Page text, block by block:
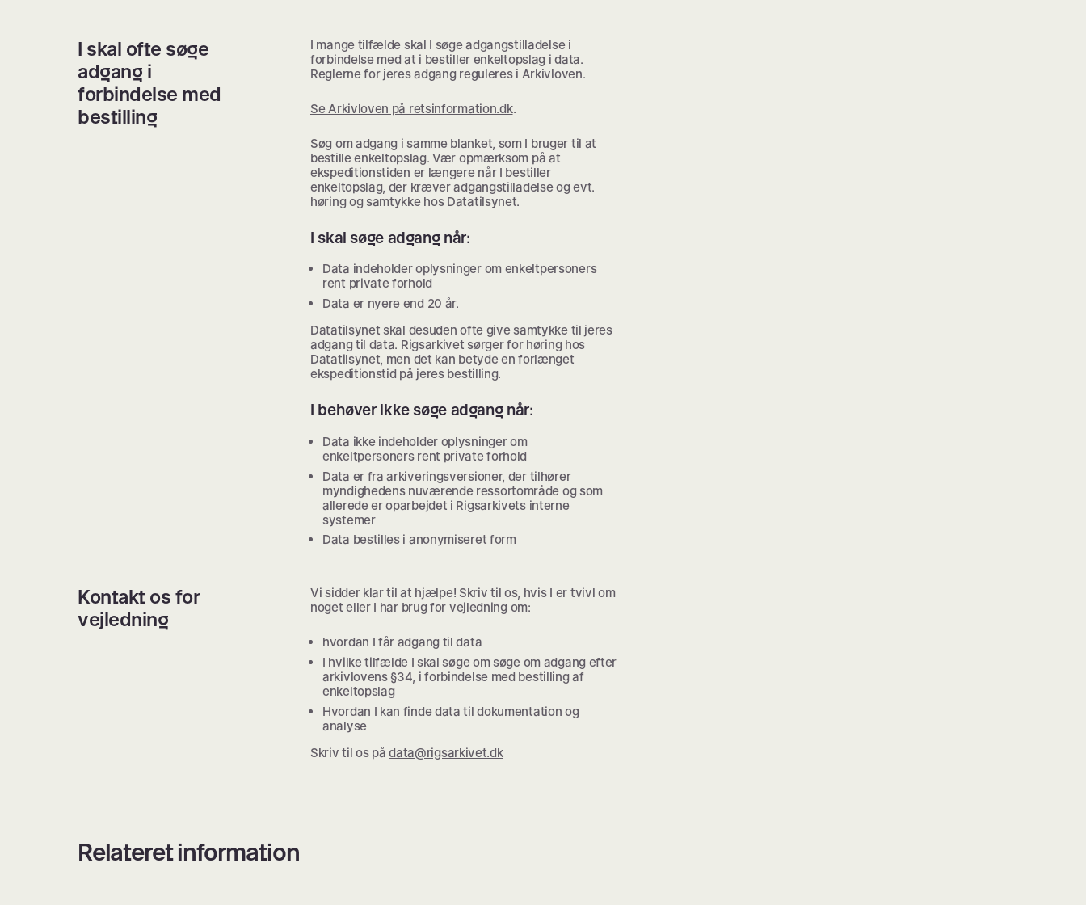
I skal ofte søge
adgang i
forbindelse med
bestilling
I mange tilfælde skal I søge adgangstilladelse i
forbindelse med at i bestiller enkeltopslag i data.
Reglerne for jeres adgang reguleres i Arkivloven.
Se Arkivloven på retsinformation.dk.
Søg om adgang i samme blanket, som I bruger til at
bestille enkeltopslag. Vær opmærksom på at
ekspeditionstiden er længere når I bestiller
enkeltopslag, der kræver adgangstilladelse og evt.
høring og samtykke hos Datatilsynet.
I skal søge adgang når:
Data indeholder oplysninger om enkeltpersoners
rent private forhold
Data er nyere end 20 år.
Datatilsynet skal desuden ofte give samtykke til jeres
adgang til data. Rigsarkivet sørger for høring hos
Datatilsynet, men det kan betyde en forlænget
ekspeditionstid på jeres bestilling.
I behøver ikke søge adgang når:
Data ikke indeholder oplysninger om
enkeltpersoners rent private forhold
Data er fra arkiveringsversioner, der tilhører
myndighedens nuværende ressortområde og som
allerede er oparbejdet i Rigsarkivets interne
systemer
Data bestilles i anonymiseret form
Kontakt os for
vejledning
Vi sidder klar til at hjælpe! Skriv til os, hvis I er tvivl om
noget eller I har brug for vejledning om:
hvordan I får adgang til data
I hvilke tilfælde I skal søge om søge om adgang efter
arkivlovens §34, i forbindelse med bestilling af
enkeltopslag
Hvordan I kan finde data til dokumentation og
analyse
Skriv til os pådata@rigsarkivet.dk
Relateret information